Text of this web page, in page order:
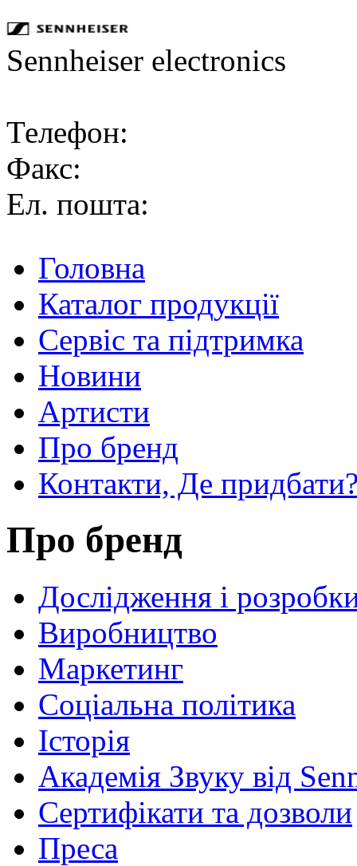
Sennheiser electronics
Телефон:
Факс:
Ел. пошта:
Головна
Каталог продукції
Сервіс та підтримка
Новини
Артисти
Про бренд
Контакти, Де
Про бренд
Дослідження і
Виробництво
Маркетинг
Соціальна політика
Історія
Академія Звуку від
Сертифікати та дозволи
Преса